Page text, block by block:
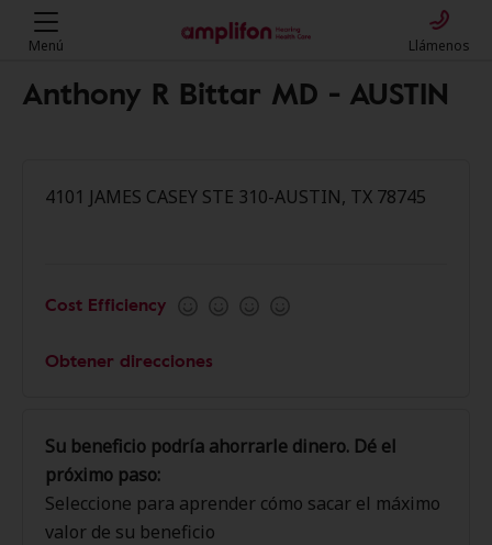
Menú Llámenos
Anthony R Bittar MD - AUSTIN
4101 JAMES CASEY STE 310-AUSTIN, TX 78745
Cost Efficiency
Obtener direcciones
Su beneficio podría ahorrarle dinero. Dé el
próximo paso:
Seleccione para aprender cómo sacar el máximo
valor de su beneficio